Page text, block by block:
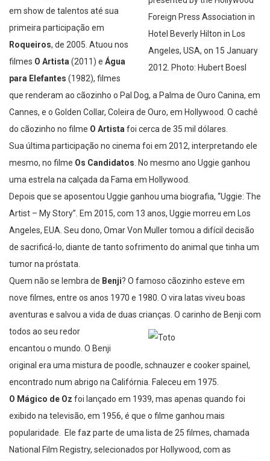
em show de talentos até sua
primeira participação em
Roqueiros, de 2005. Atuou nos
filmes O Artista(2011) e Água
para Elefantes (1982), filmes
que renderam ao cãozinho o Pal Dog, a Palma de Ouro Canina, em
Cannes, e o Golden Collar, Coleira de Ouro, em Hollywood. O cachê
do cãozinho no filme O Artistafoi cerca de 35 mil dólares.
Sua última participação no cinema foi em 2012, interpretando ele
mesmo, no filme Os Candidatos. No mesmo ano Uggie ganhou
uma estrela na calçada da Fama em Hollywood.
Depois que se aposentou Uggie ganhou uma biografia, “Uggie: The
Artist – My Story”. Em 2015, com 13 anos, Uggie morreu em Los
Angeles, EUA. Seu dono, Omar Von Muller tomou a difícil decisão
de sacrificá-lo, diante de tanto sofrimento do animal que tinha um
tumor na próstata.
Quem não se lembra de Benji? O famoso cãozinho esteve em
nove filmes, entre os anos 1970 e 1980. O vira latas viveu boas
aventuras e salvou a vida de duas crianças. O carinho de Benji com
todos ao seu redor
encantou o mundo. O Benji
original era uma mistura de poodle, schnauzer e cooker spainel,
encontrado num abrigo na Califórnia. Faleceu em 1975.
O Mágico de Oz foi lançado em 1939, mas apenas quando foi
exibido na televisão, em 1956, é que o filme ganhou mais
popularidade. Ele faz parte de uma lista de 25 filmes, chamada
National Film Registry, selecionados por Hollywood, com as